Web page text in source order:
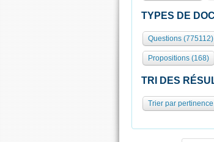
TYPES DE
Questions (775112)
Propositions (168)
TRI DES
Trier par pertinence